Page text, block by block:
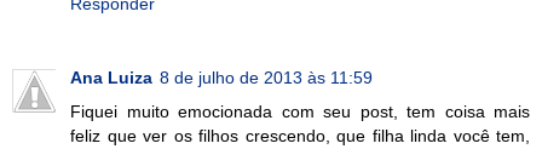
Ana Luiza 8 de julho de 2013 às 11:59
Fiquei muito emocionada com seu post, tem coisa mais
feliz que ver os filhos crescendo, que filha linda você tem,